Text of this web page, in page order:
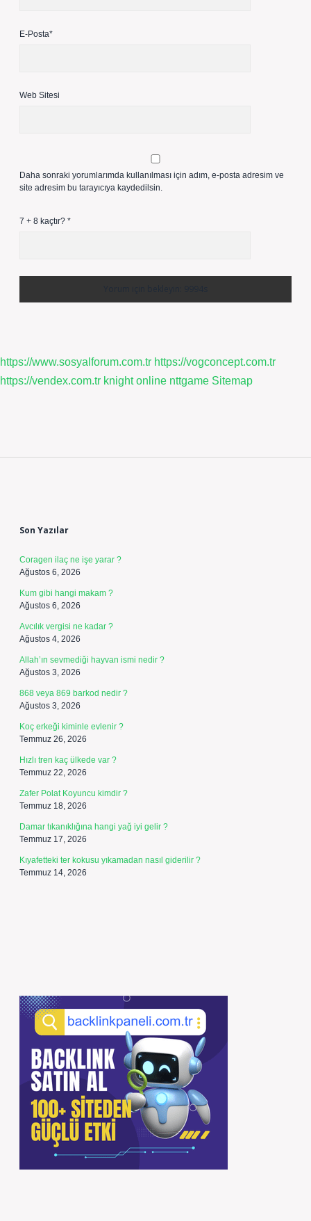
E-Posta*
Web Sitesi
Daha sonraki yorumlarımda kullanılması için adım, e-posta adresim ve
site adresim bu tarayıcıya kaydedilsin.
7 + 8 kaçtır? *
https://www.sosyalforum.com.tr https://vogconcept.com.tr
https://vendex.com.tr knight online nttgame Sitemap
Son Yazılar
Coragen ilaç ne işe yarar ?
Ağustos 6, 2026
Kum gibi hangi makam ?
Ağustos 6, 2026
Avcılık vergisi ne kadar ?
Ağustos 4, 2026
Allah’ın sevmediği hayvan ismi nedir ?
Ağustos 3, 2026
868 veya 869 barkod nedir ?
Ağustos 3, 2026
Koç erkeği kiminle evlenir ?
Temmuz 26, 2026
Hızlı tren kaç ülkede var ?
Temmuz 22, 2026
Zafer Polat Koyuncu kimdir ?
Temmuz 18, 2026
Damar tıkanıklığına hangi yağ iyi gelir ?
Temmuz 17, 2026
Kıyafetteki ter kokusu yıkamadan nasıl giderilir ?
Temmuz 14, 2026